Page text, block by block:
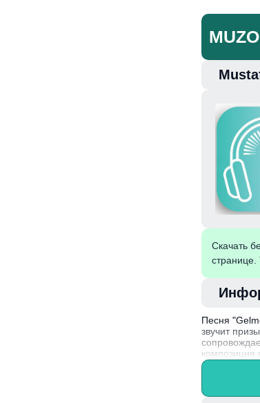
Скачать
странице.
Песня
звучит
композиция